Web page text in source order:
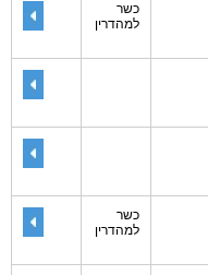
כשר
למהדרין
כשר
למהדרין